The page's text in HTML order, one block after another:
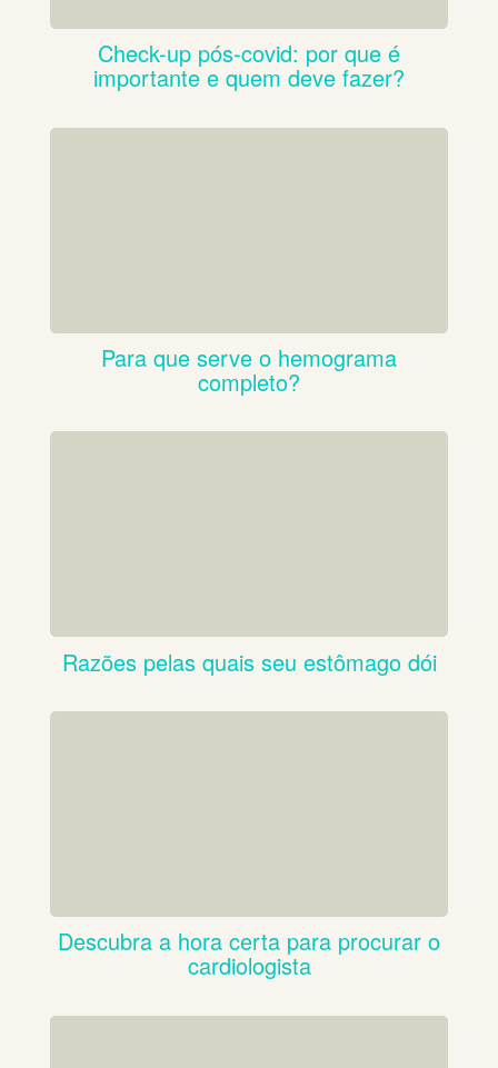
Check-up pós-covid: por que é
importante e quem deve fazer?
Para que serve o hemograma
completo?
Razões pelas quais seu estômago dói
Descubra a hora certa para procurar o
cardiologista